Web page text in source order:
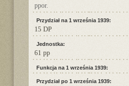
ppor.
Przydział na 1 września 1939:
15 DP
Jednostka:
61 pp
Funkcja na 1 września 1939:
Przydział po 1 września 1939: